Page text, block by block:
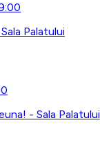
Palatului
- Sala Palatului